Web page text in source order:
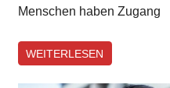
Menschen haben Zugang
WEITERLESEN